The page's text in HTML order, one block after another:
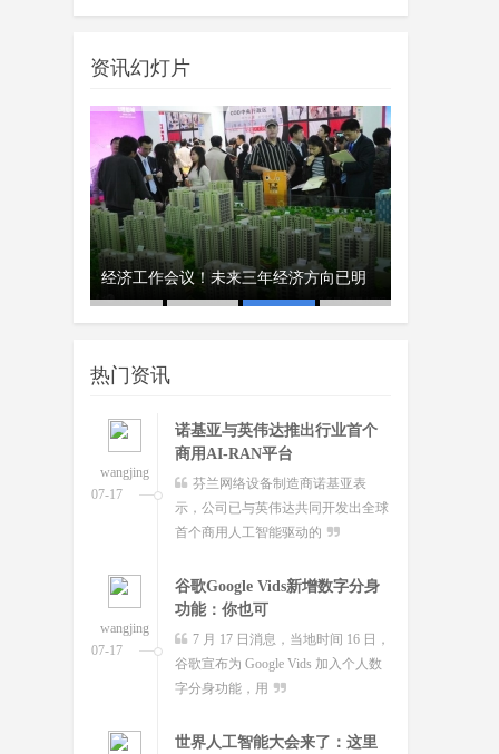
资讯幻灯片
经济工作会议！未来三年经济方向已明
热门资讯
这个月会有多款国产重量级大模
外，最受关注的当属月
07-17
wangjing
澳大利亚将推出其人工智能标
准并在政府内设
澳大利亚联邦政府当地时间今日
宣布将推出其人工智能标准并在总理
和内阁部内设立人工智
Mistral首席执行官Mensch：法
国凭平价电力
据外媒 POLITICO 当地时间本月
07-17
wangjing
诺基亚与英伟达推出行业首个
商用AI-RAN平台
芬兰网络设备制造商诺基亚表
示，公司已与英伟达共同开发出全球
首个商用人工智能驱动的
07-17
wangjing
谷歌Google Vids新增数字分身
功能：你也可
7 月 17 日消息，当地时间 16 日，
谷歌宣布为 Google Vids 加入个人数
字分身功能，用
世界人工智能大会来了：这里